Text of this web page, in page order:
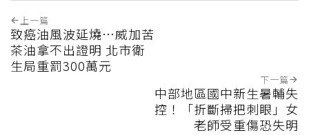
上一篇
致癌油風波延燒…威加苦
茶油拿不出證明 北市衛
生局重罰300萬元
下一篇
中部地區國中新生暑輔失
控！「折斷掃把刺眼」女
老師受重傷恐失明